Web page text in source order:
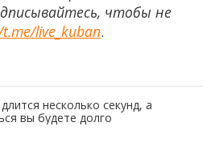
чтобы не
live_kuban.
несколько секунд, а
вы будете долго